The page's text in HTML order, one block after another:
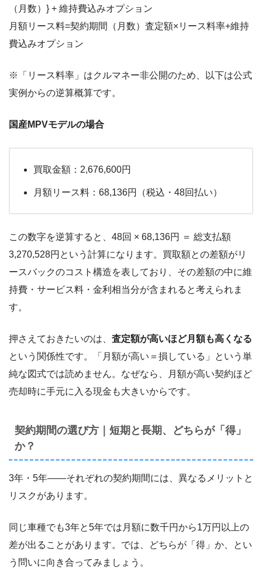
（月数）} + 維持費込みオプション
月額リース料=契約期間（月数）査定額×リース料率+維持
費込みオプション
※「リース料率」はクルマネー非公開のため、以下は公式
実例からの逆算概算です。
国産MPVモデルの場合
買取金額：2,676,600円
月額リース料：68,136円（税込・48回払い）
この数字を逆算すると、48回 × 68,136円 ＝ 総支払額
3,270,528円という計算になります。買取額との差額がリ
ースバックのコスト構造を表しており、その差額の中に維
持費・サービス料・金利相当分が含まれると考えられま
す。
押さえておきたいのは、 査定額が高いほど月額も高くなる
という関係性です。「月額が高い＝損している」という単
純な図式では読めません。なぜなら、月額が高い契約ほど
売却時に手元に入る現金も大きいからです。
契約期間の選び方｜短期と長期、どちらが「得」
か？
3年・5年――それぞれの契約期間には、異なるメリットと
リスクがあります。
同じ車種でも3年と5年では月額に数千円から1万円以上の
差が出ることがあります。では、どちらが「得」か、とい
う問いに向き合ってみましょう。